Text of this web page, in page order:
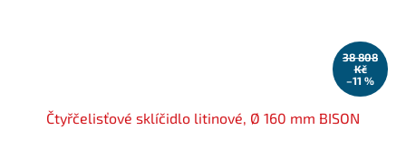
38 808
Kč
–11 %
Čtyřčelisťové sklíčidlo litinové, Ø 160 mm BISON